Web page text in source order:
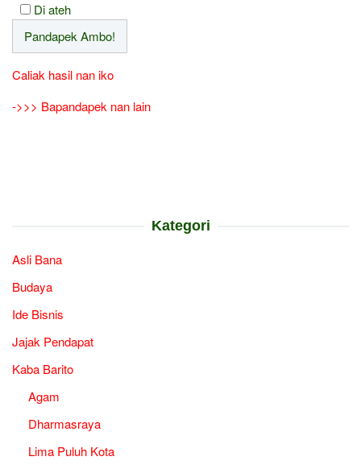
Di ateh
Caliak hasil nan iko
->>> Bapandapek nan lain
Kategori
Asli Bana
Budaya
Ide Bisnis
Jajak Pendapat
Kaba Barito
Agam
Dharmasraya
Lima Puluh Kota